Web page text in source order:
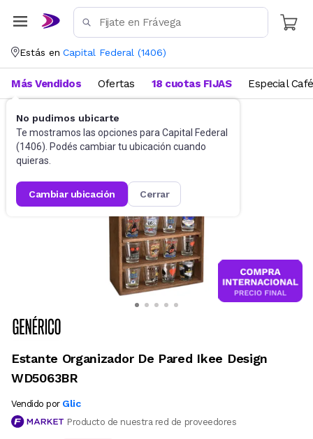
Estás en Capital Federal (1406)
No pudimos ubicarte
Te mostramos las opciones para Capital Federal
(1406). Podés cambiar tu ubicación cuando
quieras.
cambiar ubicación cerrar
Más Vendidos Ofertas 18 cuotas FIJAS Especial Café
Muebles Estantes y repisas
Estante Organizador De Pared Ikee Design
WD5063BR
Vendido por Glic
Producto de nuestra red de proveedores